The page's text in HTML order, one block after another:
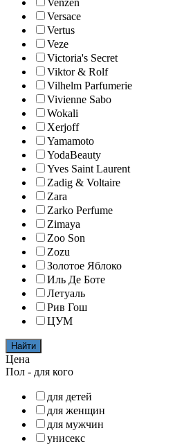
Venzen
Versace
Vertus
Veze
Victoria's Secret
Viktor & Rolf
Vilhelm Parfumerie
Vivienne Sabo
Wokali
Xerjoff
Yamamoto
YodaBeauty
Yves Saint Laurent
Zadig & Voltaire
Zara
Zarko Perfume
Zimaya
Zoo Son
Zozu
Золотое Яблоко
Иль Де Боте
Летуаль
Рив Гош
ЦУМ
Найти
Цена
Пол - для кого
для детей
для женщин
для мужчин
унисекс